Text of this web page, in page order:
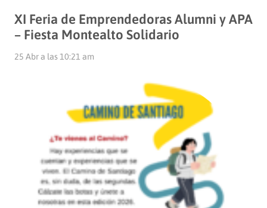
XI Feria de Emprendedoras Alumni y APA
– Fiesta Montealto Solidario
25 Abr a las 10:21 am